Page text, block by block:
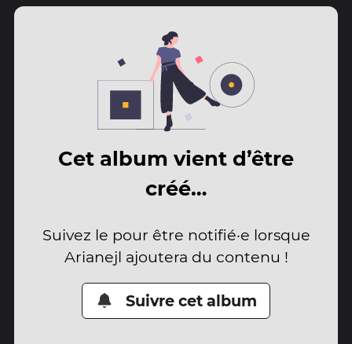
Cet album vient d’être
créé…
Suivez le pour être notifié·e lorsque
Arianejl ajoutera du contenu !
Suivre cet album